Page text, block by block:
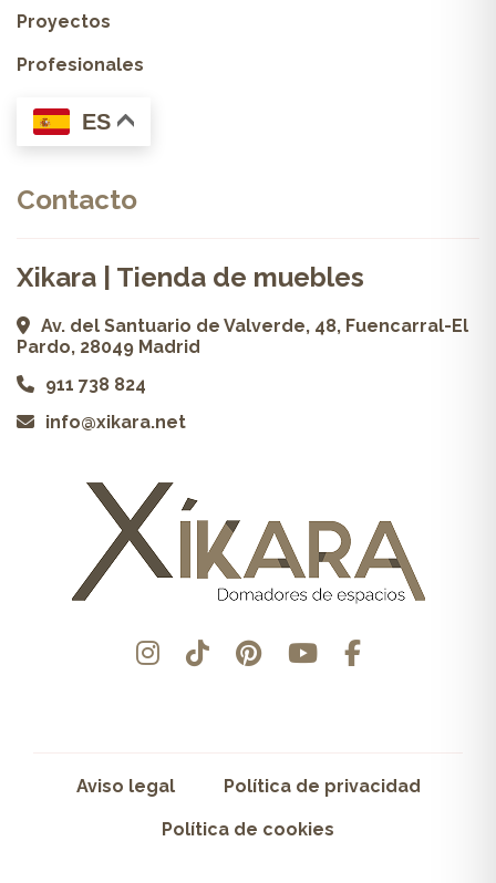
Proyectos
Profesionales
ES
Contacto
Xikara | Tienda de muebles
Av. del Santuario de Valverde, 48, Fuencarral-El
Pardo, 28049 Madrid
911 738 824
info@xikara.net
Aviso legal Política de privacidad
Política de cookies